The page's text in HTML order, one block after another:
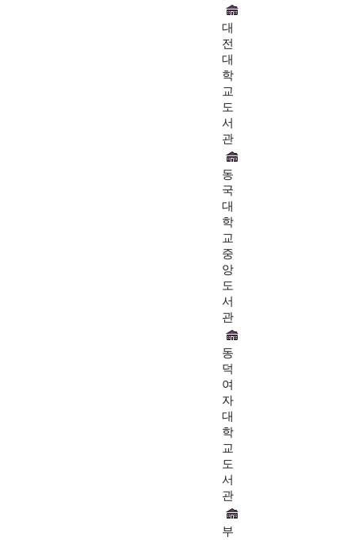
대
전
대
학
교
도
서
관
동
국
대
학
교
중
앙
도
서
관
동
덕
여
자
대
학
교
도
서
관
부